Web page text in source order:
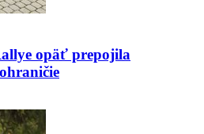
opäť prepojila